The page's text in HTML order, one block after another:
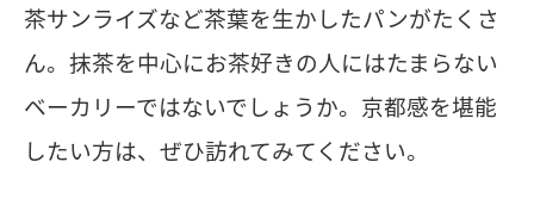
茶サンライズなど茶葉を生かしたパンがたくさ
ん。抹茶を中心にお茶好きの人にはたまらない
ベーカリーではないでしょうか。京都感を堪能
したい方は、ぜひ訪れてみてください。